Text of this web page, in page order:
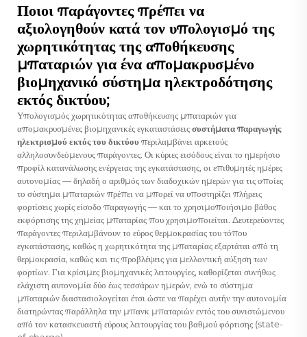
Ποιοι παράγοντες πρέπει να
αξιολογηθούν κατά τον υπολογισμό της
χωρητικότητας της αποθήκευσης
μπαταριών για ένα απομακρυσμένο
βιομηχανικό σύστημα ηλεκτροδότησης
εκτός δικτύου;
Υπολογισμός χωρητικότητας αποθήκευσης μπαταριών για
απομακρυσμένες βιομηχανικές εγκαταστάσειςσυστήματα παραγωγής
ηλεκτρισμού εκτός του δικτύουπεριλαμβάνει αρκετούς
αλληλοσυνδεόμενους παράγοντες. Οι κύριες εισόδους είναι το ημερήσιο
προφίλ κατανάλωσης ενέργειας της εγκατάστασης, οι επιθυμητές ημέρες
αυτονομίας — δηλαδή ο αριθμός των διαδοχικών ημερών για τις οποίες
το σύστημα μπαταριών πρέπει να μπορεί να υποστηρίζει πλήρεις
φορτίσεις χωρίς είσοδο παραγωγής — και το χρησιμοποιήσιμο βάθος
εκφόρτισης της χημείας μπαταρίας που χρησιμοποιείται. Δευτερεύοντες
παράγοντες περιλαμβάνουν το εύρος θερμοκρασίας του τόπου
εγκατάστασης, καθώς η χωρητικότητα της μπαταρίας εξαρτάται από τη
θερμοκρασία, καθώς και τις προβλέψεις για μελλοντική αύξηση των
φορτίων. Για κρίσιμες βιομηχανικές λειτουργίες, καθορίζεται συνήθως
ελάχιστη αυτονομία δύο έως τεσσάρων ημερών, ενώ το σύστημα
μπαταριών διαστασιολογείται έτσι ώστε να παρέχει αυτήν την αυτονομία
διατηρώντας παράλληλα την μπανκ μπαταριών εντός του συνιστώμενου
από τον κατασκευαστή εύρους λειτουργίας του βαθμού φόρτισης (state-